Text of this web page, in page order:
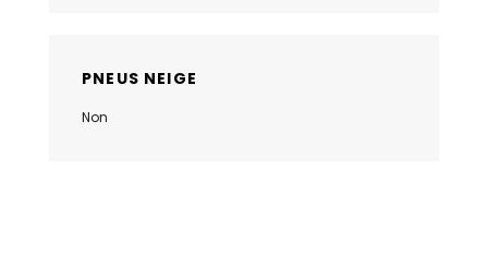
PNEUS NEIGE
Non